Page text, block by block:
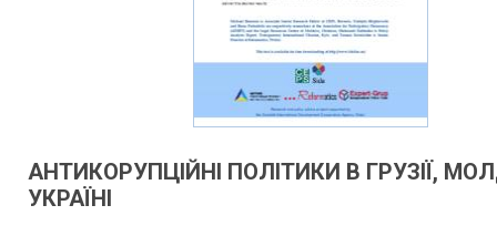
АНТИКОРУПЦІЙНІ ПОЛІТИКИ В ГРУЗІЇ,
УКРАЇНІ